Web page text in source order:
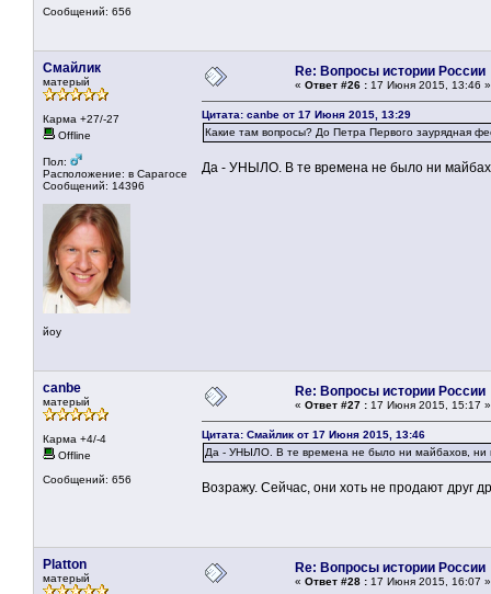
Сообщений: 656
Смайлик
матерый
Карма +27/-27
Offline
Пол:
Расположение: в Сарагосе
Сообщений: 14396
йоу
Re: Вопросы истории России
« Ответ #26 : 17 Июня 2015, 13:46 »
Цитата: canbe от 17 Июня 2015, 13:29
Какие там вопросы? До Петра Первого заурядная
Да - УНЫЛО. В те времена не было ни
canbe
матерый
Карма +4/-4
Offline
Сообщений: 656
Re: Вопросы истории России
« Ответ #27 : 17 Июня 2015, 15:17 »
Цитата: Смайлик от 17 Июня 2015, 13:46
Да - УНЫЛО. В те времена не было ни майбахов, ни
Возражу. Сейчас, они хоть не продают друг
Platton
матерый
Re: Вопросы истории России
« Ответ #28 : 17 Июня 2015, 16:07 »